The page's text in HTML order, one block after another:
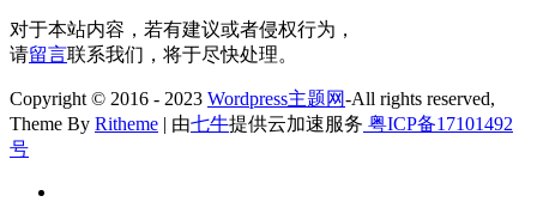
对于本站内容，若有建议或者侵权行为，
请留言联系我们，将于尽快处理。
Copyright © 2016 - 2023 Wordpress主题网-All rights reserved,
Theme By Ritheme | 由七牛提供云加速服务 粤ICP备17101492
号